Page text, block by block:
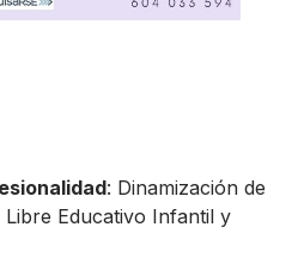
: Dinamización de
Libre Educativo Infantil y